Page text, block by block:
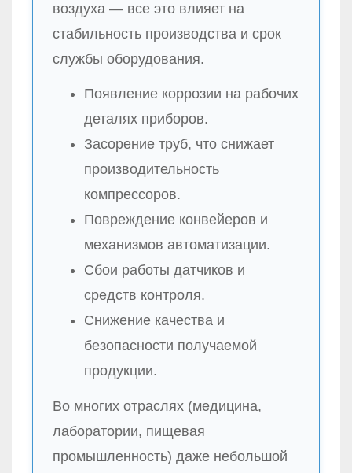
воздуха — все это влияет на
стабильность производства и срок
службы оборудования.
Появление коррозии на рабочих
деталях приборов.
Засорение труб, что снижает
производительность
компрессоров.
Повреждение конвейеров и
механизмов автоматизации.
Сбои работы датчиков и
средств контроля.
Снижение качества и
безопасности получаемой
продукции.
Во многих отраслях (медицина,
лаборатории, пищевая
промышленность) даже небольшой